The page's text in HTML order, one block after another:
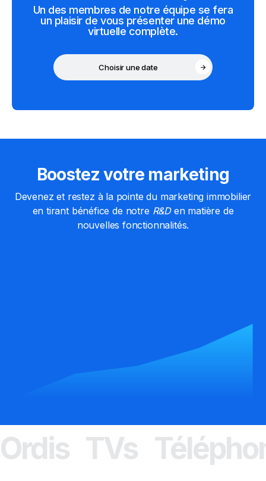
Un des membres de notre équipe se fera
un plaisir de vous présenter une démo
virtuelle complète.
Choisir une date
Boostez votre marketing
Devenez et restez à la pointe du marketing immobilier
en tirant bénéfice de notre R&Den matière de
nouvelles fonctionnalités.
Ordis TVs